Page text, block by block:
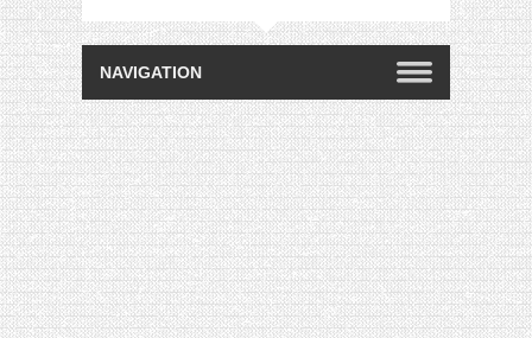
[VIDÉO] QUITOQUE #10 : MEAL PREP &
CONVIVIALITÉ
[VIDÉO] UNBOXING : LES MY LITTLE &
BIOTYFULL BOX DU MOIS D’AVRIL 2024
FEAT. AKILA
[VIDÉO] OBJECTIF POIDS SANTÉ #67 : L’AVIS
DES AUTRES, CE N’EST QUE LA VIE DES
AUTRES
[VIDÉO] UNBOXING : LES MY LITTLE &
BIOTYFULL BOX DES MOIS DE FÉVRIER ET
MARS 2024 FEAT. AKILA
[VIDÉO] LA SÉLECTION DU MOIS
#JANVIER2024